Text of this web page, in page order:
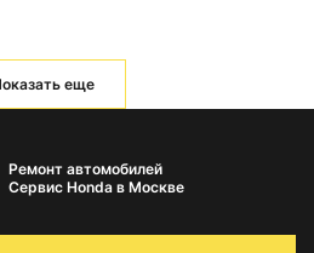
еще
Ремонт автомобилей
Сервис Honda в Москве